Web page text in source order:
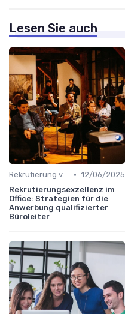
Lesen Sie auch
Rekrutierung von Büroleitern • 12/06/2025
Rekrutierungsexzellenz im
Office: Strategien für die
Anwerbung qualifizierter
Büroleiter